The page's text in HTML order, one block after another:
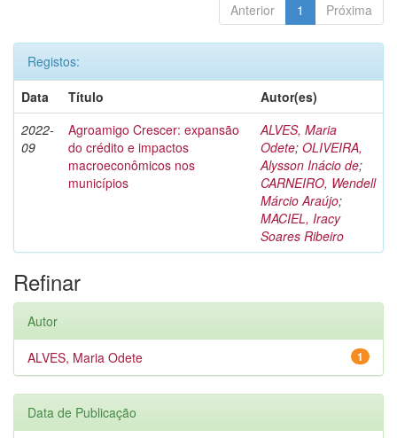
Anterior 1 Próxima
Registos:
Data
Título
Autor(es)
2022-
09
Agroamigo Crescer: expansão
do crédito e impactos
macroeconômicos nos
municípios
ALVES, Maria
Odete; OLIVEIRA,
Alysson Inácio de;
CARNEIRO, Wendell
Márcio Araújo;
MACIEL, Iracy
Soares Ribeiro
Refinar
Autor
1
ALVES, Maria Odete
Data de Publicação